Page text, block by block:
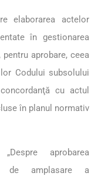
elaborarea actelor
în gestionarea
aprobare, ceea
Codului subsolului
cu actul
în planul normativ
aprobarea
de amplasare a